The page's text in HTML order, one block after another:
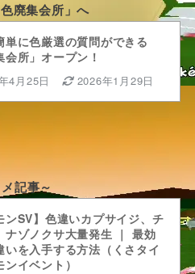
廃集会所」へ
単に色厳選の質問ができる
会所」オープン！
4月25日 2026年1月29日
記事～
ンSV】色違いカプサイジ、チ
ナゾノクサ大量発生 ｜ 最効
いを入手する方法（くさタイ
イベント）